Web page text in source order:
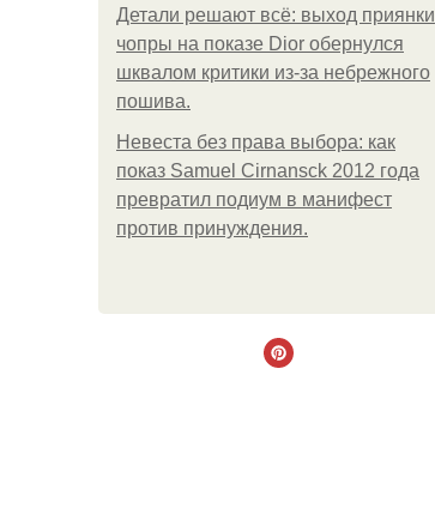
Детали решают всё: выход приянки
чопры на показе Dior обернулся
шквалом критики из-за небрежного
пошива.
Невеста без права выбора: как
показ Samuel Cirnansck 2012 года
превратил подиум в манифест
против принуждения.